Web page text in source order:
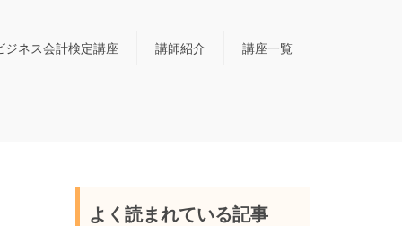
ジネス会計検定講座 講師紹介 講座一覧
よく読まれている記事